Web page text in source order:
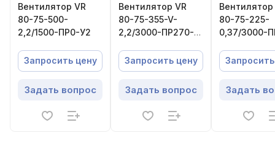
Вентилятор VR
80-75-500-
2,2/1500-ПР0-У2
Запросить цену
Задать вопрос
Вентилятор VR
80-75-355-V-
2,2/3000-ПР270-
Запросить цену
Задать вопрос
Вентилятор
80-75-225-
0,37/3000-
Задать